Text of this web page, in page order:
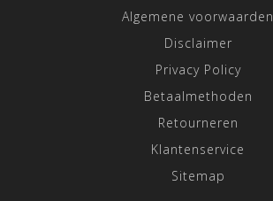
Algemene voorwaarden
Disclaimer
Privacy Policy
Betaalmethoden
Retourneren
Klantenservice
Sitemap